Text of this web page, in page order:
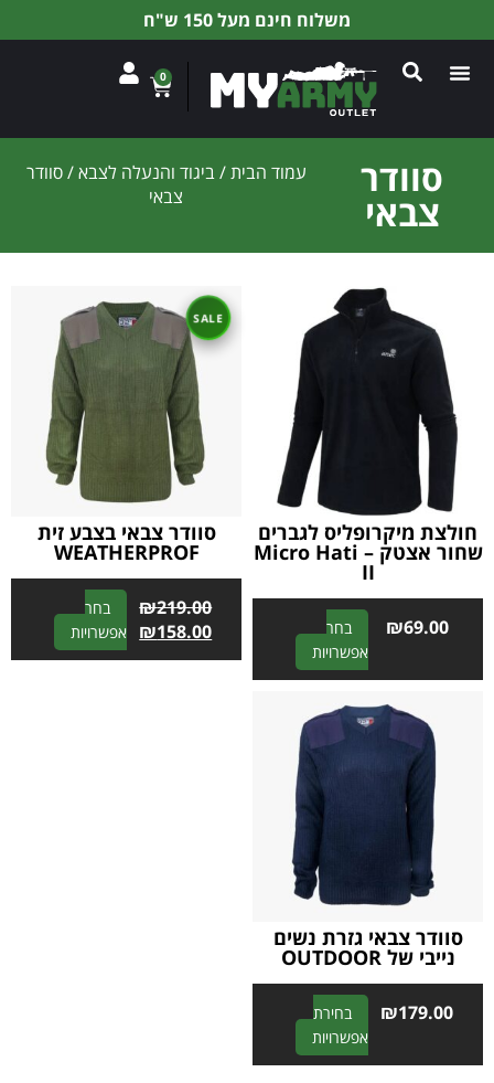
משלוח חינם מעל 150 ש"ח
0
סוודר
צבאי
עמוד הבית/ביגוד והנעלה לצבא/ סוודר
צבאי
חולצת מיקרופליס לגברים
שחור אצטק – Micro Hati
II
₪69.00
בחר
אפשרויות
l
t
i
v
e
סוודר צבאי בצבע זית
WEATHERPROF
₪219.00
₪158.00
בחר
אפשרויות
l
סוודר צבאי גזרת נשים
נייבי של OUTDOOR
₪179.00
בחירת
אפשרויות
l